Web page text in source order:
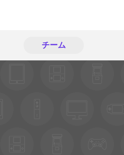
チーム